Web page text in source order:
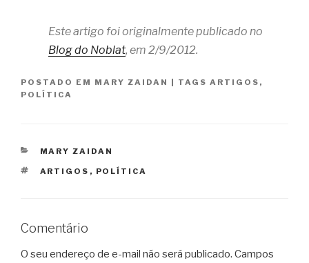
Este artigo foi originalmente publicado no
Blog do Noblat, em 2/9/2012.
POSTADO EM MARY ZAIDAN | TAGS ARTIGOS ,
POLÍTICA
CATEGORIAS
MARY ZAIDAN
TAGS
ARTIGOS , POLÍTICA
Comentário
O seu endereço de e-mail não será publicado. Campos